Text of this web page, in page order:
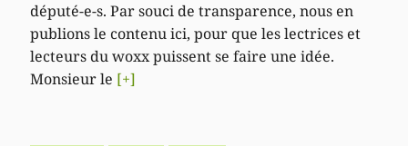
député-e-s. Par souci de transparence, nous en
publions le contenu ici, pour que les lectrices et
lecteurs du woxx puissent se faire une idée.
Monsieur le [+]